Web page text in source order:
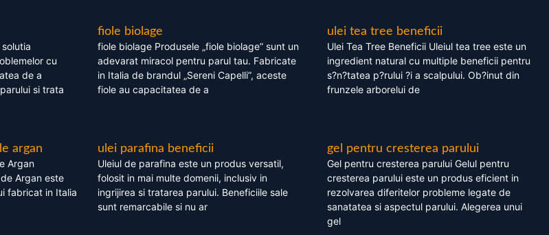
cu
de a
si trata
fiole biolage
fiole biolage Produsele „fiole biolage” sunt un
adevarat miracol pentru parul tau. Fabricate
in Italia de brandul „Sereni Capelli”, aceste
fiole au capacitatea de a
ulei tea tree beneficii
Ulei Tea Tree Beneficii Uleiul tea tree este un
ingredient natural cu multiple beneficii pentru
s?n?tatea p?rului ?i a scalpului. Ob?inut din
frunzele arborelui de
argan
Argan
Argan este
fabricat in Italia
ulei parafina beneficii
Uleiul de parafina este un produs versatil,
folosit in mai multe domenii, inclusiv in
ingrijirea si tratarea parului. Beneficiile sale
sunt remarcabile si nu ar
gel pentru cresterea parului
Gel pentru cresterea parului Gelul pentru
cresterea parului este un produs eficient in
rezolvarea diferitelor probleme legate de
sanatatea si aspectul parului. Alegerea unui
gel